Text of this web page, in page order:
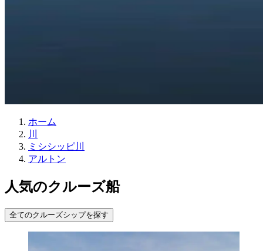
ホーム
川
ミシシッピ川
アルトン
人気のクルーズ船
全てのクルーズシップを探す